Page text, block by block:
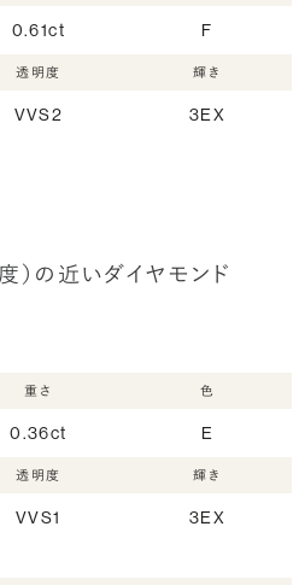
0.61ct F
透明度
VVS2
輝き
3EX
）の近いダイヤモンド
重さ
0.36ct
色
E
透明度
VVS1
輝き
3EX